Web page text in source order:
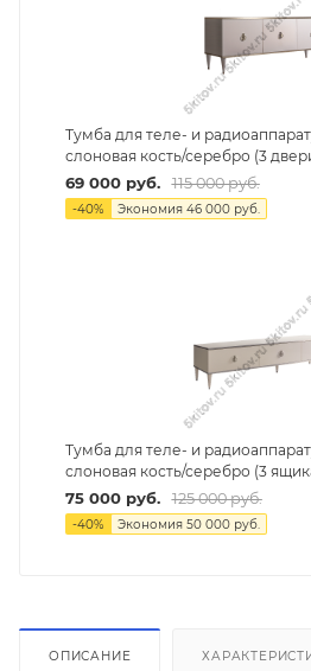
Тумба для теле- и
слоновая кость/серебро (3
69 000руб. 115 000руб.
-40% Экономия 46 000руб.
Тумба для теле- и
слоновая кость/серебро (3
75 000руб. 125 000руб.
-40% Экономия 50 000руб.
ОПИСАНИЕ